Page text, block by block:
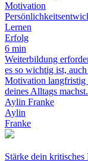
Motivation
Lernen
Erfolg
6 min
Weiterbildung
es so wichtig ist,
Motivation langfristig
deines Alltags machst.
Aylin Franke
Aylin
Franke
Stärke dein